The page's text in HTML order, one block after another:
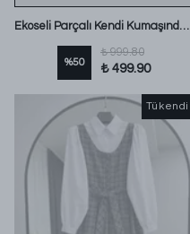
Ekoseli Parçalı Kendi Kumaşından Düğmeli Jile Yeşil
%50
₺ 999.80
₺ 499.90
Tükendi